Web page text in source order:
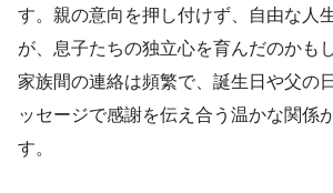
す。親の意向を押し付けず、自由な人
が、息子たちの独立心を育んだのかも
家族間の連絡は頻繁で、誕生日や父の
ッセージで感謝を伝え合う温かな関係
す。